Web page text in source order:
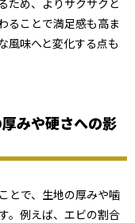
ため、よりサクサクと
ることで満足感も高ま
風味へと変化する点も
みや硬さへの影
とで、生地の厚みや噛
。例えば、エビの割合